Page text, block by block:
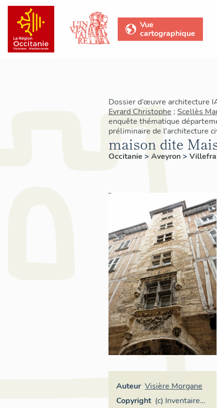
Vue
cartographique
Dossier d’œuvre architecture
Evrard Christophe ; Scellès
enquête thématique
préliminaire de l'architecture
maison dite
Occitanie > Aveyron>
Auteur Visière Morgane
Copyright (c) Inventaire